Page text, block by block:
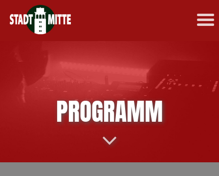
PROGRAMM